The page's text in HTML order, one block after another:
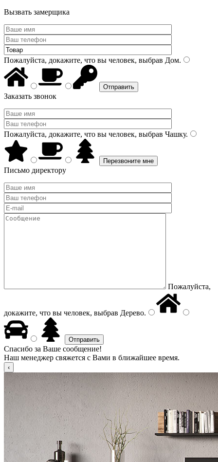
Вызвать замерщика
Пожалуйста, докажите, что вы человек, выбрав Дом.
Заказать звонок
Пожалуйста, докажите, что вы человек, выбрав Чашку.
Письмо директору
Пожалуйста,
докажите, что вы человек, выбрав Дерево.
Спасибо за Ваше сообщение!
Наш менеджер свяжется с Вами в ближайшее время.